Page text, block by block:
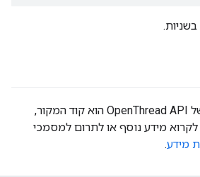
המקור של נושאי העזר של OpenThread API הוא קוד המקור,
מידע נוסף או לתרום למסמכי
מידע.